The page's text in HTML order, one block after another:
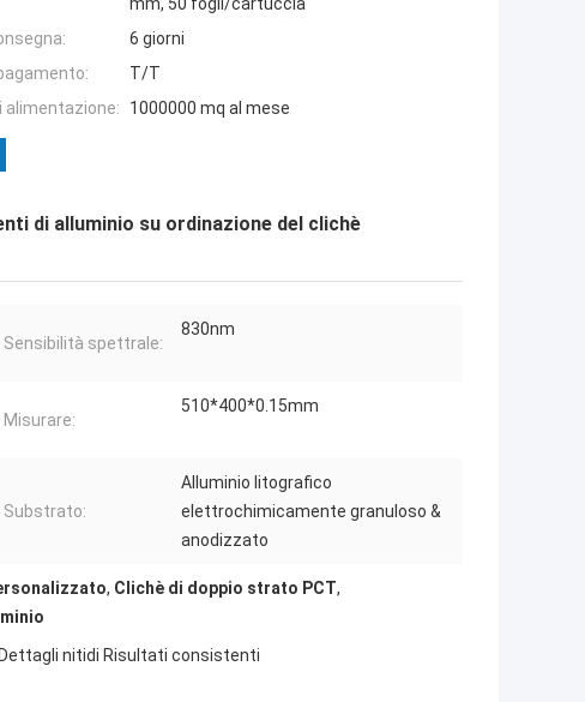
mm, 50 fogli/cartuccia
6 giorni
T/T
alimentazione:
1000000 mq al mese
di alluminio su ordinazione del clichè
Sensibilità spettrale:
830nm
Misurare:
510*400*0.15mm
Substrato:
Alluminio litografico
elettrochimicamente granuloso &
anodizzato
, Clichè di doppio strato PCT,
nitidi Risultati consistenti